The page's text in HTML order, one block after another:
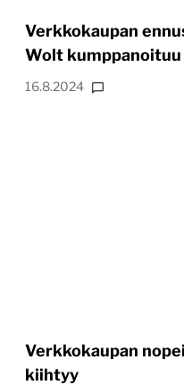
Verkkokaupan
Wolt
16.8.2024
Verkkokaupan
kiihtyy